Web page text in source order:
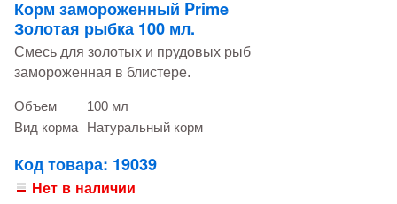
Корм замороженный Prime
Золотая рыбка 100 мл.
Смесь для золотых и прудовых рыб
замороженная в блистере.
Объем
100 мл
Вид корма
Натуральный корм
Код товара: 19039
Нет в наличии